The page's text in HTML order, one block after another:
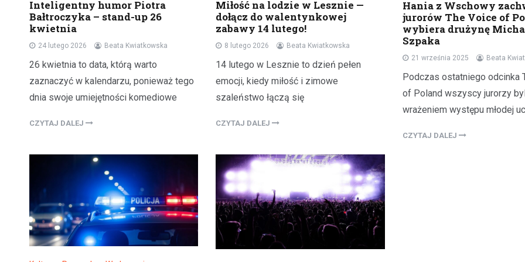
Inteligentny humor Piotra
Bałtroczyka – stand-up 26
kwietnia
24 lutego 2026 Beata Kwiatkowska
26 kwietnia to data, którą warto
zaznaczyć w kalendarzu, ponieważ tego
dnia swoje umiejętności komediowe
CZYTAJ DALEJ
Miłość na lodzie w Lesznie —
dołącz do walentynkowej
zabawy 14 lutego!
8 lutego 2026 Beata Kwiatkowska
14 lutego w Lesznie to dzień pełen
emocji, kiedy miłość i zimowe
szaleństwo łączą się
CZYTAJ DALEJ
Hania z Wschowy
jurorów The Voice of
wybiera drużynę
Szpaka
21 września 2025 Beata
Podczas ostatniego odcinka
of Poland wszyscy jurorzy
wrażeniem występu młodej
CZYTAJ DALEJ
18 czerwca 2026
Już niedługo miłośnicy jazdy
będą mogli uczestniczyć w
wydarzeniu. W najbliższą
czerwca, na Skateplazie w…